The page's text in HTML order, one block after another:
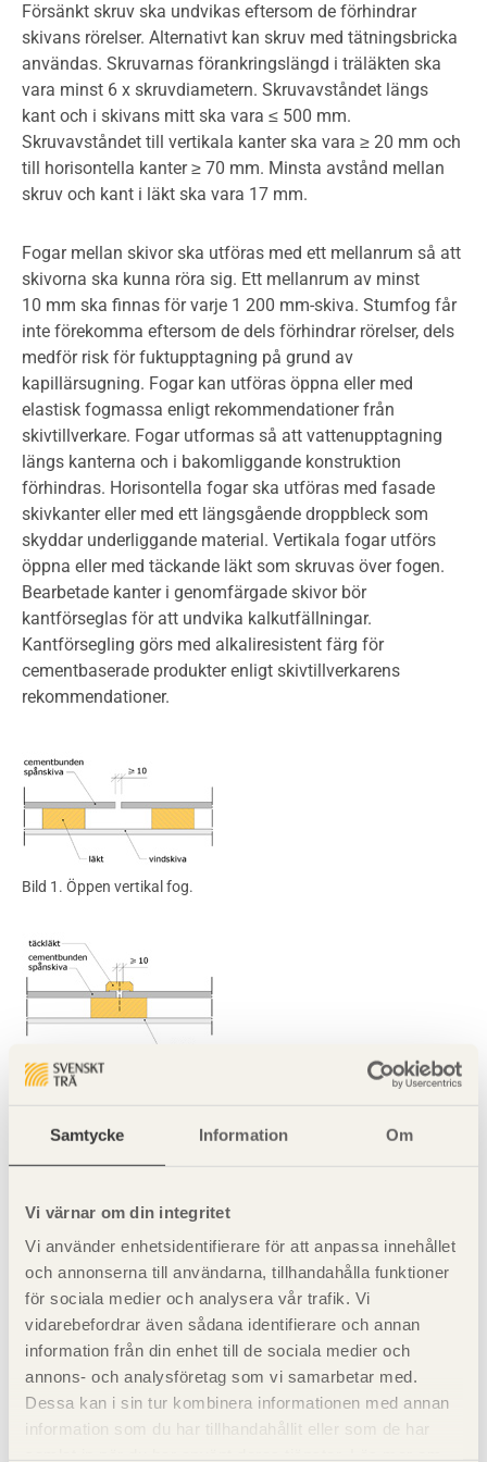
Samtycke Information Om
Vi värnar om din integritet
Vi använder enhetsidentifierare för att anpassa innehållet
och annonserna till användarna, tillhandahålla funktioner
för sociala medier och analysera vår trafik. Vi
vidarebefordrar även sådana identifierare och annan
information från din enhet till de sociala medier och
annons- och analysföretag som vi samarbetar med.
Dessa kan i sin tur kombinera informationen med annan
information som du har tillhandahållit eller som de har
Försänkt skruv ska undvikas eftersom de förhindrar
skivans rörelser. Alternativt kan skruv med tätningsbricka
användas. Skruvarnas förankringslängd i träläkten ska
vara minst 6 x skruvdiametern. Skruvavståndet längs
kant och i skivans mitt ska vara ≤ 500 mm.
Skruvavståndet till vertikala kanter ska vara ≥ 20 mm och
till horisontella kanter ≥ 70 mm. Minsta avstånd mellan
skruv och kant i läkt ska vara 17 mm.
Fogar mellan skivor ska utföras med ett mellanrum så att
skivorna ska kunna röra sig. Ett mellanrum av minst
10 mm ska finnas för varje 1 200 mm-skiva. Stumfog får
inte förekomma eftersom de dels förhindrar rörelser, dels
medför risk för fuktupptagning på grund av
kapillärsugning. Fogar kan utföras öppna eller med
elastisk fogmassa enligt rekommendationer från
skivtillverkare. Fogar utformas så att vattenupptagning
längs kanterna och i bakomliggande konstruktion
förhindras. Horisontella fogar ska utföras med fasade
skivkanter eller med ett längsgående droppbleck som
skyddar underliggande material. Vertikala fogar utförs
öppna eller med täckande läkt som skruvas över fogen.
Bearbetade kanter i genomfärgade skivor bör
kantförseglas för att undvika kalkutfällningar.
Kantförsegling görs med alkaliresistent färg för
cementbaserade produkter enligt skivtillverkarens
rekommendationer.
Bild 1. Öppen vertikal fog.
Bild 2. Vertikal fog med täckläkt.
Bild 3. Öppen horisontell fog vid vertikala läkt.